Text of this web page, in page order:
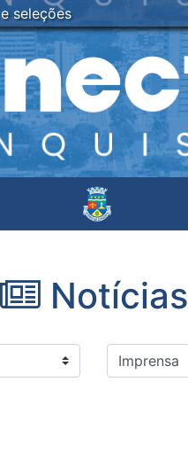
seleções
Notícias